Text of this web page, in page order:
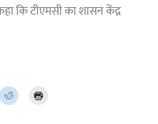
कि टीएमसी का शासन केंद्र